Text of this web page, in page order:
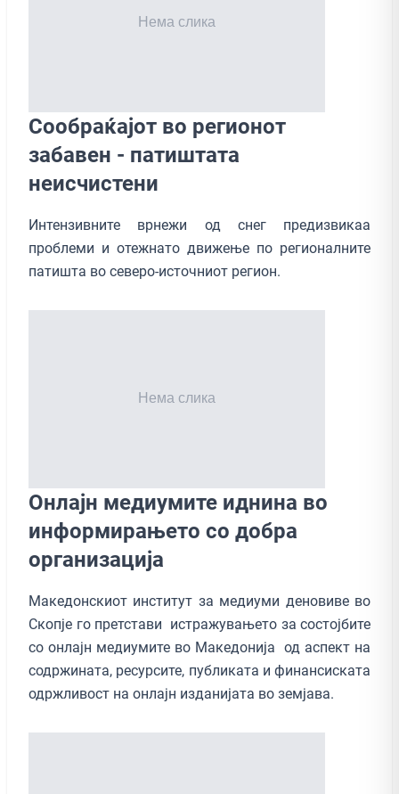
Сообраќајот во регионот
забавен - патиштата
неисчистени
Интензивните врнежи од снег предизвикаа
проблеми и отежнато движење по регионалните
патишта во северо-источниот регион.
Онлајн медиумите иднина во
информирањето со добра
организација
Македонскиот институт за медиуми деновиве во
Скопје го претстави истражувањето за состојбите
со онлајн медиумите во Македонија од аспект на
содржината, ресурсите, публиката и финансиската
одржливост на онлајн изданијата во земјава.